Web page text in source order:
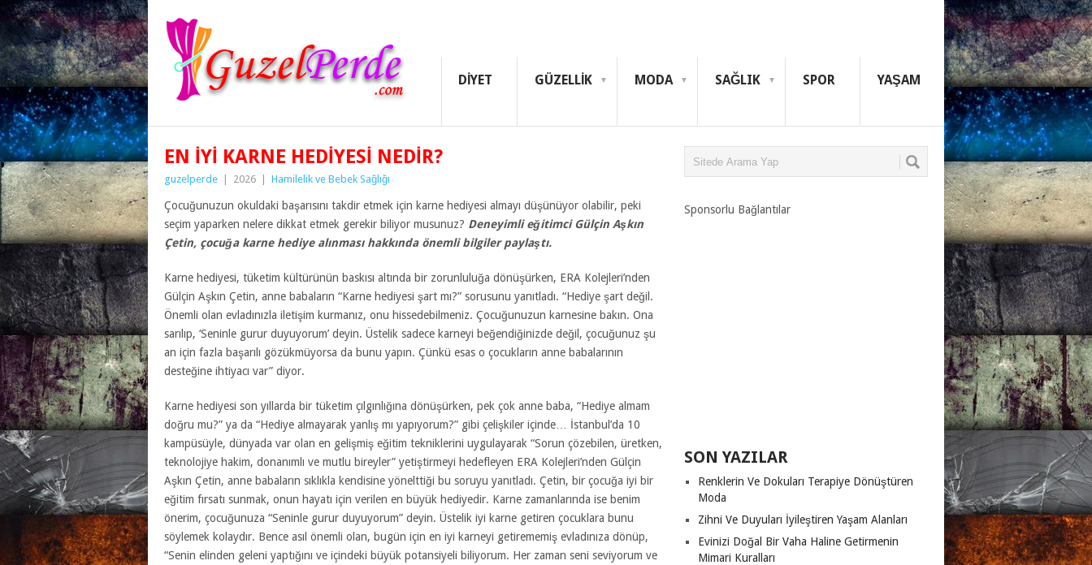
DIYET GÜZELLIK MODA SAĞLIK SPOR YAŞAM
EN İYI KARNE HEDIYESI NEDIR?
guzelperde 2026 Hamilelik ve Bebek Sağlığı
Çocuğunuzun okuldaki başarısını takdir etmek için karne hediyesi almayı düşünüyor olabilir, peki
seçim yaparken nelere dikkat etmek gerekir biliyor musunuz? Deneyimli eğitimciGülçin Aşkın
Çetin, çocuğa karne hediye alınması hakkında önemli bilgiler paylaştı.
Karne hediyesi, tüketim kültürünün baskısı altında bir zorunluluğa dönüşürken, ERA Kolejleri’nden
Gülçin Aşkın Çetin, anne babaların “Karne hediyesi şart mı?” sorusunu yanıtladı. “Hediye şart değil.
Önemli olan evladınızla iletişim kurmanız, onu hissedebilmeniz. Çocuğunuzun karnesine bakın. Ona
sarılıp, ‘Seninle gurur duyuyorum’ deyin. Üstelik sadece karneyi beğendiğinizde değil, çocuğunuz şu
an için fazla başarılı gözükmüyorsa da bunu yapın. Çünkü esas o çocukların anne babalarının
desteğine ihtiyacı var” diyor.
Karne hediyesi son yıllarda bir tüketim çılgınlığına dönüşürken, pek çok anne baba, “Hediye almam
doğru mu?” ya da “Hediye almayarak yanlış mı yapıyorum?” gibi çelişkiler içinde… İstanbul’da 10
kampüsüyle, dünyada var olan en gelişmiş eğitim tekniklerini uygulayarak “Sorun çözebilen, üretken,
teknolojiye hakim, donanımlı ve mutlu bireyler” yetiştirmeyi hedefleyen ERA Kolejleri’nden Gülçin
Aşkın Çetin, anne babaların sıklıkla kendisine yönelttiği bu soruyu yanıtladı. Çetin, bir çocuğa iyi bir
eğitim fırsatı sunmak, onun hayatı için verilen en büyük hediyedir. Karne zamanlarında ise benim
önerim, çocuğunuza “Seninle gurur duyuyorum” deyin. Üstelik iyi karne getiren çocuklara bunu
söylemek kolaydır. Bence asıl önemli olan, bugün için en iyi karneyi getirememiş evladınıza dönüp,
“Senin elinden geleni yaptığını ve içindeki büyük potansiyeli biliyorum. Her zaman seni seviyorum ve
Sponsorlu Bağlantılar
SON YAZILAR
Renklerin Ve Dokuları Terapiye Dönüştüren
Moda
Zihni Ve Duyuları İyileştiren Yaşam Alanları
Evinizi Doğal Bir Vaha Haline Getirmenin
Mimari Kuralları